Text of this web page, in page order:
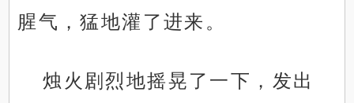
腥气，猛地灌了进来。
烛火剧烈地摇晃了一下，发出